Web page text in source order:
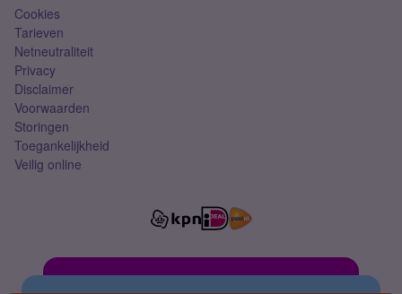
Cookies
Tarieven
Netneutraliteit
Privacy
Disclaimer
Voorwaarden
Storingen
Toegankelijkheid
Veilig online